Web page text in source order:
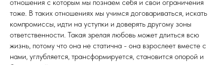
отношения с которым мы познаем себя и свои ограничения
тоже. В таких отношениях мы учимся договариваться, искать
компромиссы, идти на уступки и доверять другому зоны
ответственности. Такая зрелая любовь может длиться всю
жизнь, потому что она не статична - она взрослеет вместе с
нами, углубляется, трансформируется, становится опорой и